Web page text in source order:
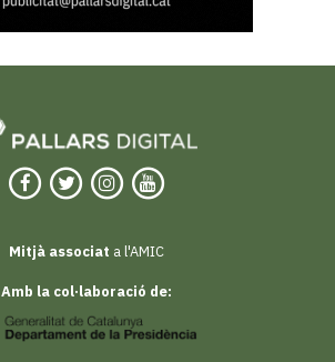
Mitjà associat a l'AMIC
Amb la col·laboració de: